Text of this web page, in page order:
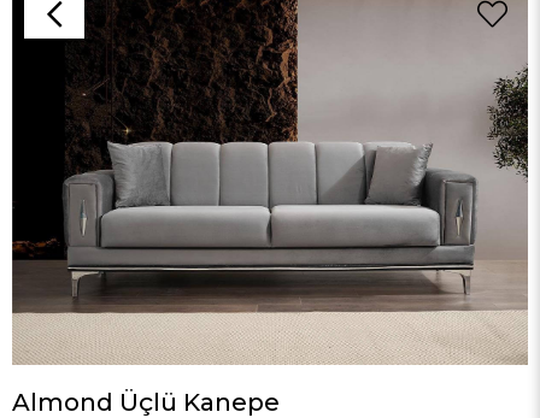
Almond Üçlü Kanepe